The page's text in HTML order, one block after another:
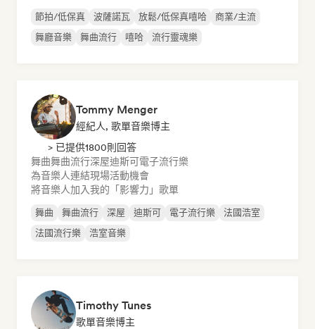
節拍/低保真 波薩諾瓦 放鬆/低保真嘻哈
商業/主流
舞廳音樂
舞曲流行 嘻哈 流行靈魂樂
Tommy Menger
經紀人, 歌單音樂博主
> 已提供1800則回答
舞曲舞曲流行深屋迪斯可電子流行樂
為音樂人連結現場活動機會
將音樂人加入我的「影響力」歌單
舞曲 舞曲流行 深屋 迪斯可 電子流行樂
法國浩室
法國流行樂
浩室音樂
Timothy Tunes
歌單音樂博主